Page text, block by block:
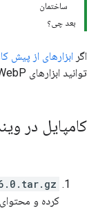
ساختمان
بعد چی؟
اگر ابزارهای از پیش
توانید ابزارهای WebP را خودتان بسازید.
کامپایل در
کرده و